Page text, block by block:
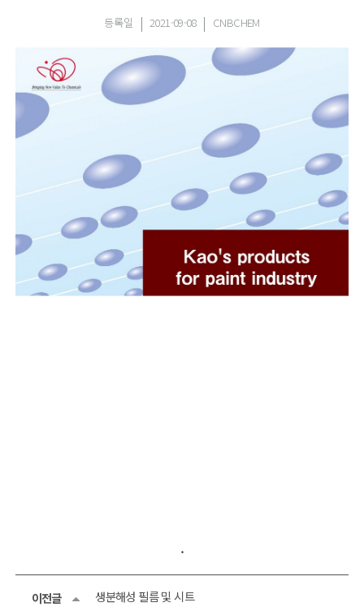
등록일 2021-09-08 CNBCHEM
.
이전글 생분해성 필름 및 시트